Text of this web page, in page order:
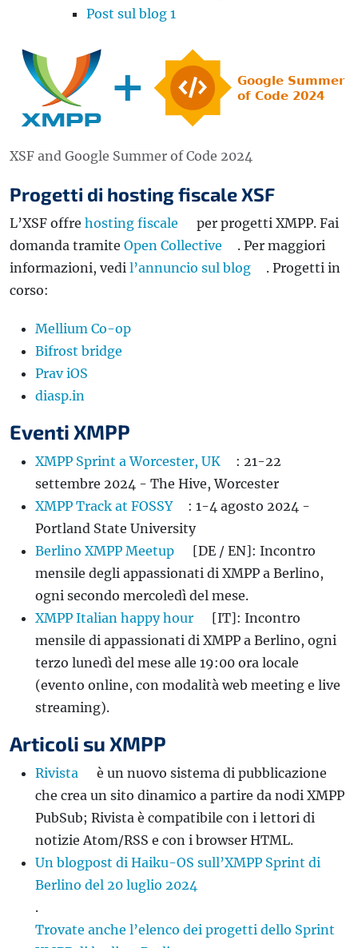
Post sul blog 1
XSF and Google Summer of Code 2024
Progetti di hosting fiscale XSF
L’XSF offre hosting fiscale
per progetti XMPP. Fai
domanda tramite Open Collective
. Per maggiori
informazioni, vedi l’annuncio sul blog
. Progetti in
corso:
Mellium Co-op
Bifrost bridge
Prav iOS
diasp.in
Eventi XMPP
XMPP Sprint a Worcester, UK
: 21-22
settembre 2024 - The Hive, Worcester
XMPP Track at FOSSY
: 1-4 agosto 2024 -
Portland State University
Berlino XMPP Meetup
[DE / EN]: Incontro
mensile degli appassionati di XMPP a Berlino,
ogni secondo mercoledì del mese.
XMPP Italian happy hour
[IT]: Incontro
mensile di appassionati di XMPP a Berlino, ogni
terzo lunedì del mese alle 19:00 ora locale
(evento online, con modalità web meeting e live
streaming).
Articoli su XMPP
Rivista
è un nuovo sistema di pubblicazione
che crea un sito dinamico a partire da nodi XMPP
PubSub; Rivista è compatibile con i lettori di
notizie Atom/RSS e con i browser HTML.
Un blogpost di Haiku-OS sull’XMPP Sprint di
Berlino del 20 luglio 2024
.
Trovate anche l’elenco dei progetti dello Sprint